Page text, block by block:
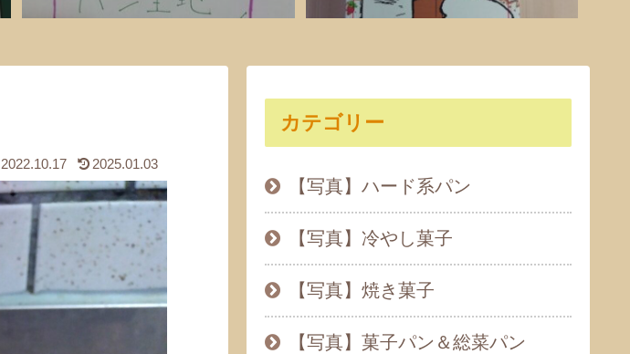
2022.10.17 2025.01.03
カテゴリー
【写真】ハード系パン
【写真】冷やし菓子
【写真】焼き菓子
【写真】菓子パン＆総菜パン